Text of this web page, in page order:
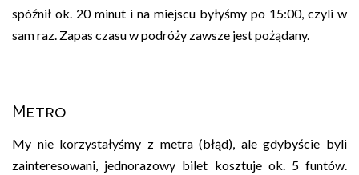
spóźnił ok. 20 minut i na miejscu byłyśmy po 15:00, czyli w
sam raz. Zapas czasu w podróży zawsze jest pożądany.
Metro
My nie korzystałyśmy z metra (błąd), ale gdybyście byli
zainteresowani, jednorazowy bilet kosztuje ok. 5 funtów.